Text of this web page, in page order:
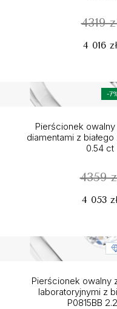
4319
4 016 zł
-
Pierścionek
diamentami z białego
0.54 ct
4359
4 053
Pierścionek owalny
laboratoryjnymi z
P0815BB